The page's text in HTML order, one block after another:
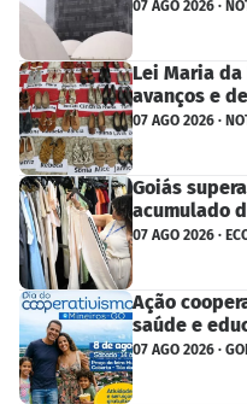
07 AGO 2026 ·
Lei Maria
avanços e
07 AGO 2026 ·
Goiás
acumulado
07 AGO 2026 ·
Ação
saúde e
07 AGO 2026 ·